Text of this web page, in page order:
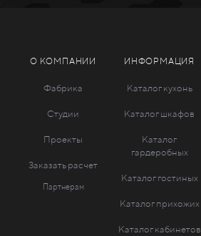
О КОМПАНИИ
Фабрика
Студии
Проекты
Заказать расчет
Партнерам
ИНФОРМАЦИЯ
Каталог кухонь
Каталог шкафов
Каталог
гардеробных
Каталог гостиных
Каталог прихожих
Каталог кабинетов